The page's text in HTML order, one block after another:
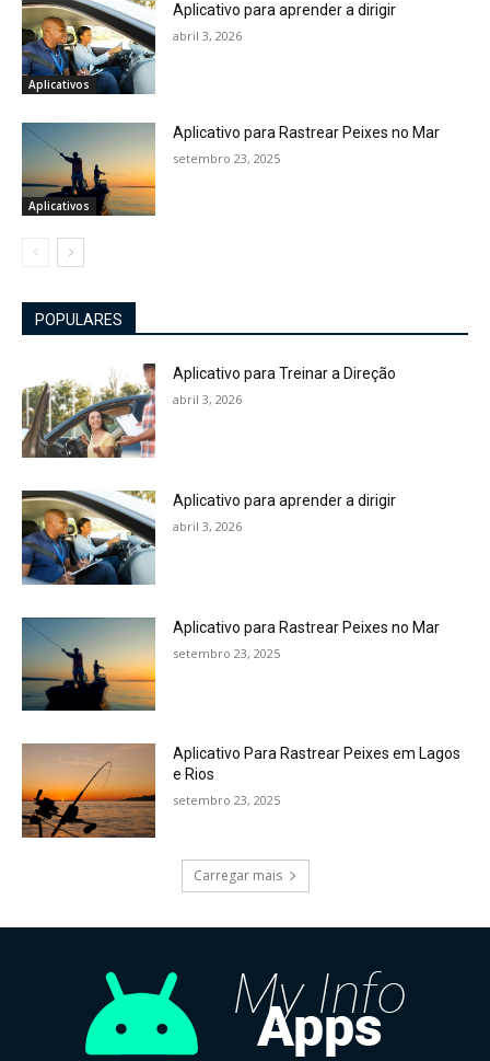
Aplicativos
Aplicativo para aprender a dirigir
abril 3, 2026
Aplicativos
Aplicativo para Rastrear Peixes no Mar
setembro 23, 2025
POPULARES
Aplicativo para Treinar a Direção
abril 3, 2026
Aplicativo para aprender a dirigir
abril 3, 2026
Aplicativo para Rastrear Peixes no Mar
setembro 23, 2025
Aplicativo Para Rastrear Peixes em Lagos
e Rios
setembro 23, 2025
Carregar mais